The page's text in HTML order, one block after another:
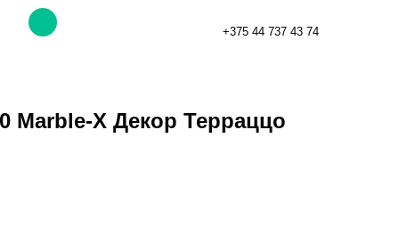
Marble-X Декор Терраццо